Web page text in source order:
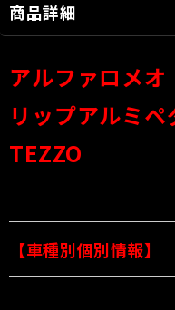
商品詳細
アルファロメ
リップアルミ
TEZZO
【車種別個別情報】